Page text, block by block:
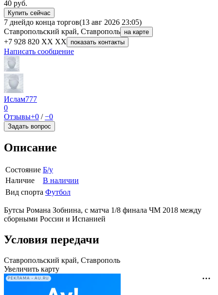
40 руб.
Купить сейчас
7 днейдо конца торгов(13 авг 2026 23:05)
Ставропольский край, Ставрополь на карте
+7 928 820 XX XX показать контакты
Написать сообщение
Ислам777
0
Отзывы+0 /−0
Задать вопрос
Описание
Состояние Б/у
Наличие
В наличии
Вид спорта Футбол
Бутсы Романа Зобнина, с матча 1/8 финала ЧМ 2018 между
сборными России и Испанией
Условия передачи
Ставропольский край, Ставрополь
Увеличить карту
РЕКЛАМА • AU.RU